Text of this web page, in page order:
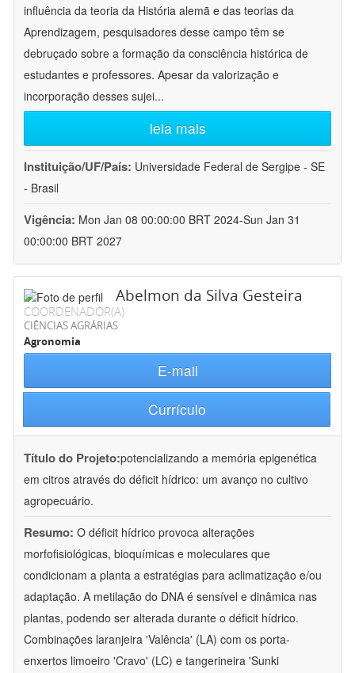
influência da teoria da História alemã e das teorias da
Aprendizagem, pesquisadores desse campo têm se
debruçado sobre a formação da consciência histórica de
estudantes e professores. Apesar da valorização e
incorporação desses sujei...
leia mais
Instituição/UF/País: Universidade Federal de Sergipe - SE
- Brasil
Vigência: Mon Jan 08 00:00:00 BRT 2024-Sun Jan 31
00:00:00 BRT 2027
Abelmon da Silva Gesteira
COORDENADOR(A)
CIÊNCIAS AGRÁRIAS
Agronomia
E-mail
Currículo
Título do Projeto:potencializando a memória epigenética
em citros através do déficit hídrico: um avanço no cultivo
agropecuário.
Resumo: O déficit hídrico provoca alterações
morfofisiológicas, bioquímicas e moleculares que
condicionam a planta a estratégias para aclimatização e/ou
adaptação. A metilação do DNA é sensível e dinâmica nas
plantas, podendo ser alterada durante o déficit hídrico.
Combinações laranjeira 'Valência' (LA) com os porta-
enxertos limoeiro 'Cravo' (LC) e tangerineira 'Sunki